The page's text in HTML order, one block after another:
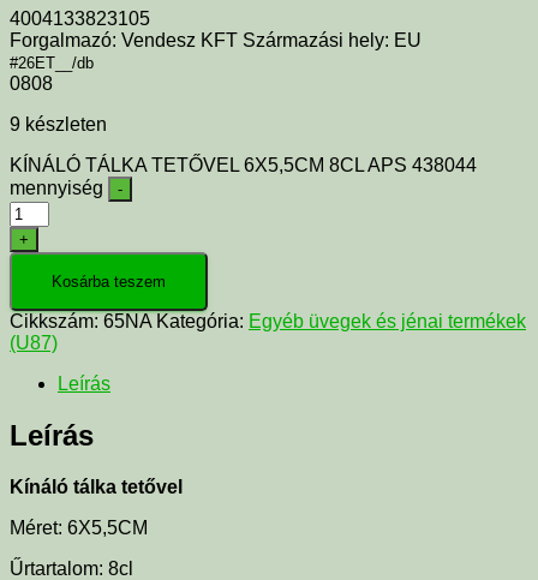
4004133823105
Forgalmazó: Vendesz KFT Származási hely: EU
#26ET__/db
0808
9 készleten
KÍNÁLÓ TÁLKA TETŐVEL 6X5,5CM 8CL APS 438044
mennyiség
-
+
Kosárba teszem
Cikkszám: 65NA Kategória: Egyéb üvegek és jénai termékek
(U87)
Leírás
Leírás
Kínáló tálka tetővel
Méret: 6X5,5CM
Űrtartalom: 8cl